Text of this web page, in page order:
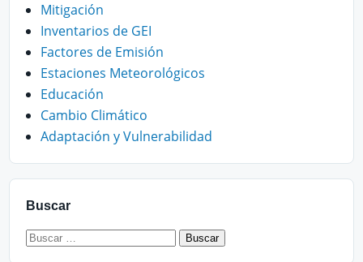
Mitigación
Inventarios de GEI
Factores de Emisión
Estaciones Meteorológicos
Educación
Cambio Climático
Adaptación y Vulnerabilidad
Buscar
Buscar: